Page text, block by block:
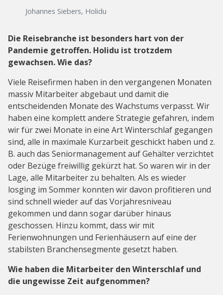
Johannes Siebers, Holidu
Die Reisebranche ist besonders hart von der
Pandemie getroffen. Holidu ist trotzdem
gewachsen. Wie das?
Viele Reisefirmen haben in den vergangenen Monaten
massiv Mitarbeiter abgebaut und damit die
entscheidenden Monate des Wachstums verpasst. Wir
haben eine komplett andere Strategie gefahren, indem
wir für zwei Monate in eine Art Winterschlaf gegangen
sind, alle in maximale Kurzarbeit geschickt haben und z.
B. auch das Seniormanagement auf Gehälter verzichtet
oder Bezüge freiwillig gekürzt hat. So waren wir in der
Lage, alle Mitarbeiter zu behalten. Als es wieder
losging im Sommer konnten wir davon profitieren und
sind schnell wieder auf das Vorjahresniveau
gekommen und dann sogar darüber hinaus
geschossen. Hinzu kommt, dass wir mit
Ferienwohnungen und Ferienhäusern auf eine der
stabilsten Branchensegmente gesetzt haben.
Wie haben die Mitarbeiter den Winterschlaf und
die ungewisse Zeit aufgenommen?